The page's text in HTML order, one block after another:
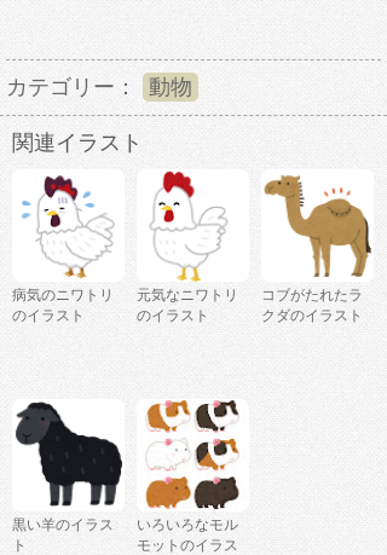
カテゴリー： 動物
関連イラスト
病気のニワトリ
のイラスト
元気なニワトリ
のイラスト
コブがたれたラ
クダのイラスト
黒い羊のイラス
ト
いろいろなモル
モットのイラス